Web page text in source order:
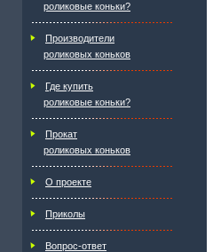
роликовые коньки?
Производители
роликовых коньков
Где купить
роликовые коньки?
Прокат
роликовых коньков
О проекте
Приколы
Вопрос-ответ